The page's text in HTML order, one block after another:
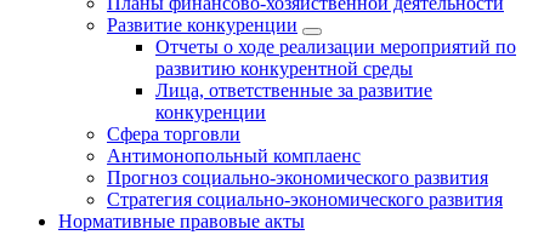
Развитие конкуренции
Отчеты о ходе реализации мероприятий по
развитию конкурентной среды
Лица, ответственные за развитие
конкуренции
Сфера торговли
Антимонопольный комплаенс
Прогноз социально-экономического развития
Стратегия социально-экономического развития
Нормативные правовые акты